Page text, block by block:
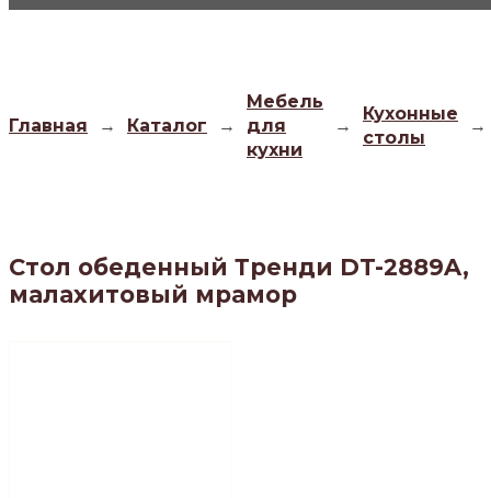
Главная → Каталог →
Мебель
для
кухни
→
Кухонные
столы
→
Стол обеденный Тренди DT-2889A,
малахитовый мрамор